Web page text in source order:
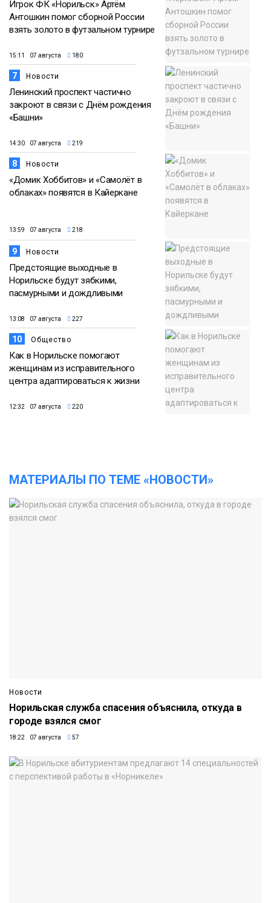
Игрок ФК «Норильск» Артём
Антошкин помог сборной России
взять золото в футзальном турнире
15:11 07 августа 180
7 Новости
Ленинский проспект частично
закроют в связи с Днём рождения
«Башни»
14:30 07 августа 219
8 Новости
«Домик Хоббитов» и «Самолёт в
облаках» появятся в Кайеркане
13:59 07 августа 218
9 Новости
Предстоящие выходные в
Норильске будут зябкими,
пасмурными и дождливыми
13:08 07 августа 227
10 Общество
Как в Норильске помогают
женщинам из исправительного
центра адаптироваться к жизни
12:32 07 августа 220
МАТЕРИАЛЫ ПО ТЕМЕ «НОВОСТИ»
Новости
Норильская служба спасения объяснила, откуда в
городе взялся смог
18:22 07 августа 57